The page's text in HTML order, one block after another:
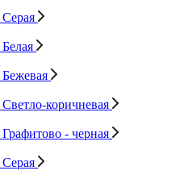
коричневая
- черная